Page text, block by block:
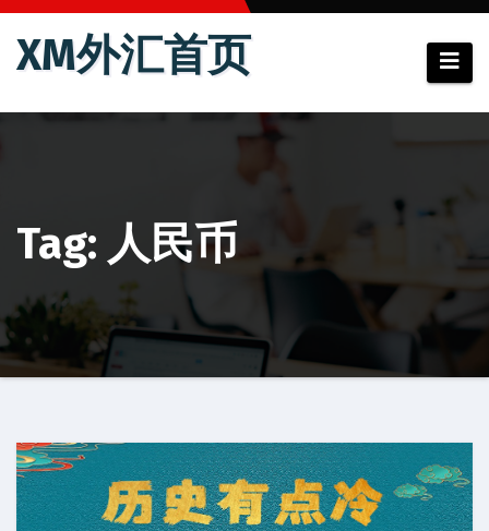
跳
XM外汇首页
Tag: 人民币